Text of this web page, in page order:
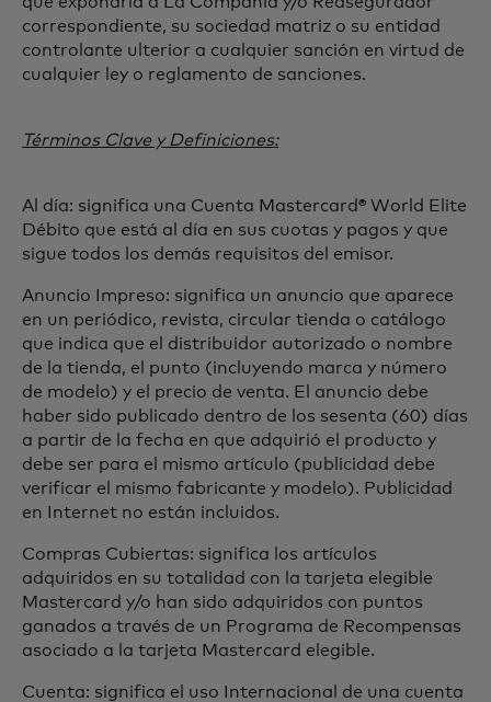
correspondiente, su sociedad matriz o su entidad
controlante ulterior a cualquier sanción en virtud de
cualquier ley o reglamento de sanciones.
Términos Clave y Definiciones:
Al día: significa una Cuenta Mastercard® World Elite
Débito que está al día en sus cuotas y pagos y que
sigue todos los demás requisitos del emisor.
Anuncio Impreso: significa un anuncio que aparece
en un periódico, revista, circular tienda o catálogo
que indica que el distribuidor autorizado o nombre
de la tienda, el punto (incluyendo marca y número
de modelo) y el precio de venta. El anuncio debe
haber sido publicado dentro de los sesenta (60) días
a partir de la fecha en que adquirió el producto y
debe ser para el mismo artículo (publicidad debe
verificar el mismo fabricante y modelo). Publicidad
en Internet no están incluidos.
Compras Cubiertas: significa los artículos
adquiridos en su totalidad con la tarjeta elegible
Mastercard y/o han sido adquiridos con puntos
ganados a través de un Programa de Recompensas
asociado a la tarjeta Mastercard elegible.
Cuenta: significa el uso Internacional de una cuenta